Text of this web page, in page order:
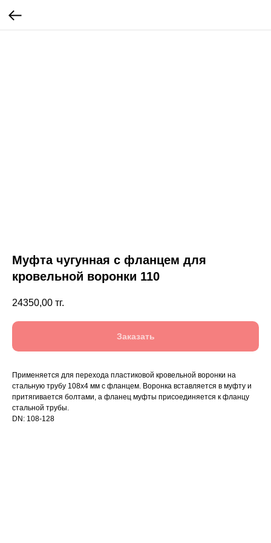
Муфта чугунная с фланцем для
кровельной воронки 110
24350,00 тг.
Заказать
Применяется для перехода пластиковой кровельной воронки на
стальную трубу 108х4 мм с фланцем. Воронка вставляется в муфту и
притягивается болтами, а фланец муфты присоединяется к фланцу
стальной трубы.
DN: 108-128